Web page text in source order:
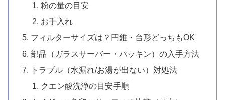
粉の量の目安
お手入れ
フィルターサイズは？円錐・台形どっちもOK
部品（ガラスサーバー・パッキン）の入手方法
トラブル（水漏れ/お湯が出ない）対処法
クエン酸洗浄の目安手順